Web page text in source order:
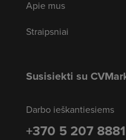
Apie mus
Straipsniai
Susisiekti su
Darbo ieškantiesiems
+370 5 207 8881